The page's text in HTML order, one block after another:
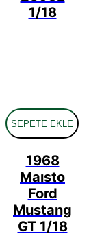
1/18
SEPETE EKLE
1968
Maısto
Ford
Mustang
GT 1/18